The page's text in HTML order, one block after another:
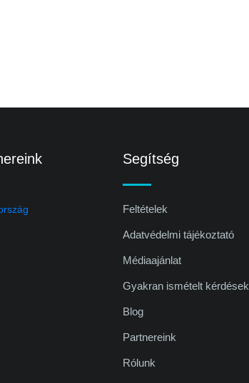
Segítség
Feltételek
Adatvédelmi tájékoztató
Médiaajánlat
Gyakran ismételt kérdések
Blog
Partnereink
Rólunk